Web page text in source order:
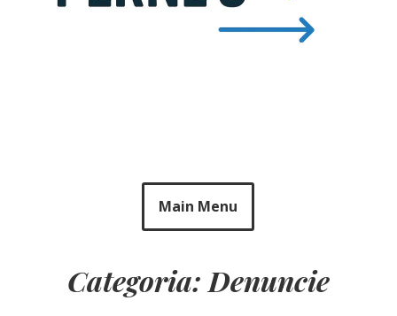
Main Menu
Categoria: Denuncie